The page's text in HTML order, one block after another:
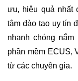
ưu, hiệu quả nhất
tâm đào tạo uy tín
nhanh chóng
phần mềm ECUS,
từ các chuyên gia.